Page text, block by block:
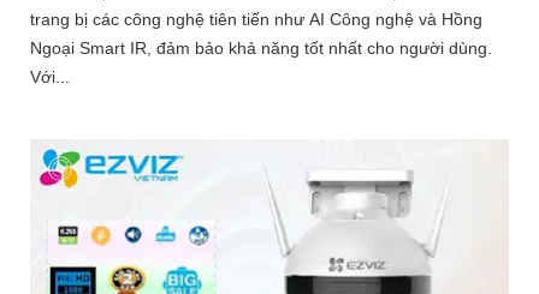
trang bị các công nghệ tiên tiến như AI Công nghệ và Hồng
Ngoại Smart IR, đảm bảo khả năng tốt nhất cho người dùng.
Với...